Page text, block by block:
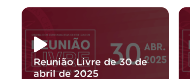
Reunião Livre de 30 de
abril de 2025